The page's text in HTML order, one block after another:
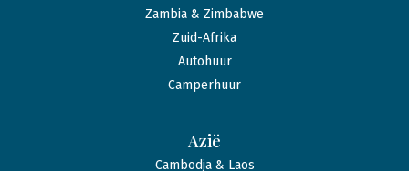
Zambia & Zimbabwe
Zuid-Afrika
Autohuur
Camperhuur
Azië
Cambodja & Laos